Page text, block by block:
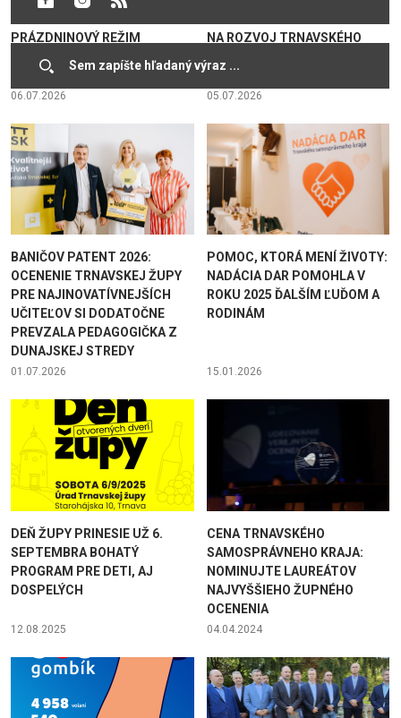
PRÁZDNINOVÝ REŽIM
06.07.2026
NA ROZVOJ TRNAVSKÉHO
05.07.2026
BANIČOV PATENT 2026:
OCENENIE TRNAVSKEJ ŽUPY
PRE NAJINOVATÍVNEJŠÍCH
UČITEĽOV SI DODATOČNE
PREVZALA PEDAGOGIČKA Z
DUNAJSKEJ STREDY
01.07.2026
POMOC, KTORÁ MENÍ ŽIVOTY:
NADÁCIA DAR POMOHLA V
ROKU 2025 ĎALŠÍM ĽUĎOM A
RODINÁM
15.01.2026
DEŇ ŽUPY PRINESIE UŽ 6.
SEPTEMBRA BOHATÝ
PROGRAM PRE DETI, AJ
DOSPELÝCH
12.08.2025
CENA TRNAVSKÉHO
SAMOSPRÁVNEHO KRAJA:
NOMINUJTE LAUREÁTOV
NAJVYŠŠIEHO ŽUPNÉHO
OCENENIA
04.04.2024